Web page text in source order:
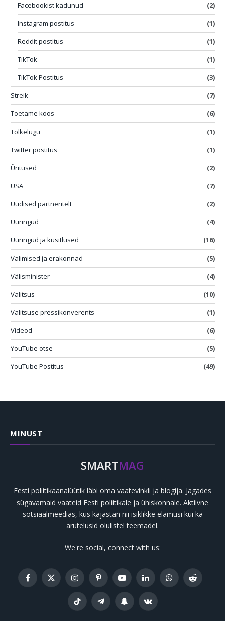
Facebookist kadunud
(2)
Instagram postitus
(1)
Reddit postitus
(1)
TikTok
(1)
TikTok Postitus
(3)
Streik
(7)
Toetame koos
(6)
Tõlkelugu
(1)
Twitter postitus
(1)
Üritused
(2)
USA
(7)
Uudised partneritelt
(2)
Uuringud
(4)
Uuringud ja küsitlused
(16)
Valimised ja erakonnad
(5)
Välisminister
(4)
Valitsus
(10)
Valitsuse pressikonverents
(1)
Videod
(6)
YouTube otse
(5)
YouTube Postitus
(49)
MINUST
SMARTMAG
Eesti poliitikaanalüütik läbi oma vaatevinkli ja blogija. Jagades
sügavamaid vaateid Eesti poliitikale ja ühiskonnale. Aktiivne
sotsiaalmeedias, kus kajastan nii isiklikke elamusi kui ka
arutelusid olulistel teemadel.
We're social, connect with us:
Facebook
X
(Twitter)
InstagramPinterestYouTubeLinkedInWhatsAppReddit
TikTok TelegramSnapchatVKontakte